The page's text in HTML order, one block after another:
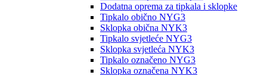
Dodatna oprema za tipkala i sklopke
Tipkalo obično NYG3
Sklopka obična NYK3
Tipkalo svjetleće NYG3
Sklopka svjetleća NYK3
Tipkalo označeno NYG3
Sklopka označena NYK3